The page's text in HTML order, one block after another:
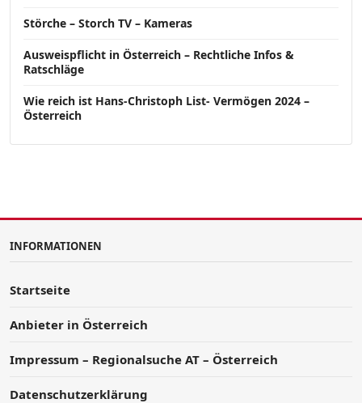
Störche – Storch TV – Kameras
Ausweispflicht in Österreich – Rechtliche Infos &
Ratschläge
Wie reich ist Hans-Christoph List- Vermögen 2024 –
Österreich
INFORMATIONEN
Startseite
Anbieter in Österreich
Impressum – Regionalsuche AT – Österreich
Datenschutzerklärung